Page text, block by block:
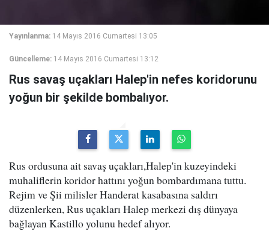
Yayınlanma: 14 Mayıs 2016 Cumartesi 13:05
Güncelleme: 14 Mayıs 2016 Cumartesi 13:12
Rus savaş uçakları Halep'in nefes koridorunu
yoğun bir şekilde bombalıyor.
Rus ordusuna ait savaş uçakları,Halep'in kuzeyindeki
muhaliflerin koridor hattını yoğun bombardımana tuttu.
Rejim ve Şii milisler Handerat kasabasına saldırı
düzenlerken, Rus uçakları Halep merkezi dış dünyaya
bağlayan Kastillo yolunu hedef alıyor.